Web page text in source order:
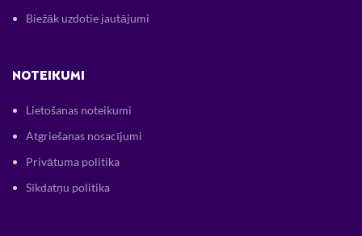
Biežāk uzdotie jautājumi
NOTEIKUMI
Lietošanas noteikumi
Atgriešanas nosacījumi
Privātuma politika
Sīkdatņu politika